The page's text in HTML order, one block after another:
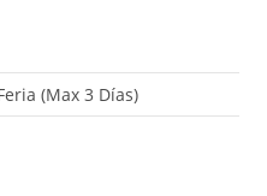
(Max 3 Días)